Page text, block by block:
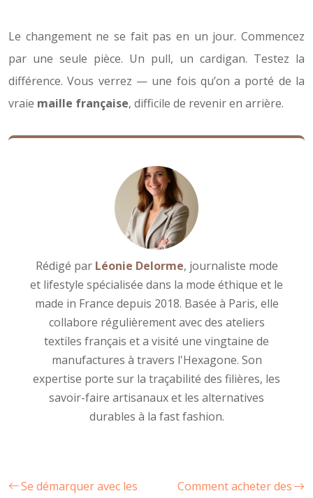
Le changement ne se fait pas en un jour. Commencez
par une seule pièce. Un pull, un cardigan. Testez la
différence. Vous verrez — une fois qu’on a porté de la
vraie maille française, difficile de revenir en arrière.
Rédigé par Léonie Delorme, journaliste mode
et lifestyle spécialisée dans la mode éthique et le
made in France depuis 2018. Basée à Paris, elle
collabore régulièrement avec des ateliers
textiles français et a visité une vingtaine de
manufactures à travers l'Hexagone. Son
expertise porte sur la traçabilité des filières, les
savoir-faire artisanaux et les alternatives
durables à la fast fashion.
Se démarquer avec les
Comment acheter des